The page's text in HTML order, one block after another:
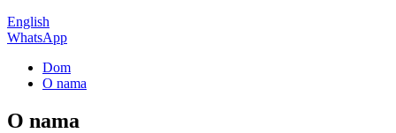
English
WhatsApp
Dom
O nama
O nama